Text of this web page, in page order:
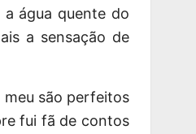
água quente do
a sensação de
meu são perfeitos
fui fã de contos